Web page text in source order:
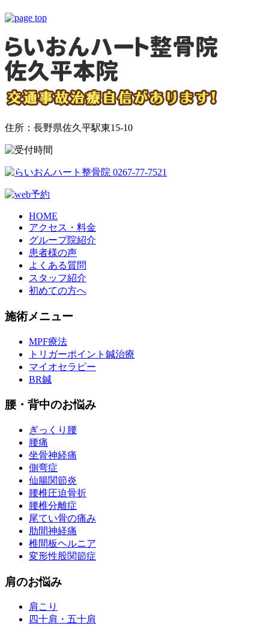
住所：長野県佐久平駅東15-10
HOME
アクセス・料金
グループ院紹介
患者様の声
よくある質問
スタッフ紹介
初めての方へ
施術メニュー
MPF療法
トリガーポイント鍼治療
マイオセラピー
BR鍼
腰・背中のお悩み
ぎっくり腰
腰痛
坐骨神経痛
側弯症
仙腸関節炎
腰椎圧迫骨折
腰椎分離症
尾てい骨の痛み
肋間神経痛
椎間板ヘルニア
変形性股関節症
肩のお悩み
肩こり
四十肩・五十肩